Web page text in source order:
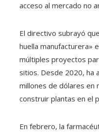
acceso al mercado no
El directivo subrayó
huella manufacturera»
múltiples proyectos
sitios. Desde 2020, ha
millones de dólares en
construir plantas en el
En febrero, la